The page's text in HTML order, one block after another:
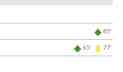
85'
65' 77'